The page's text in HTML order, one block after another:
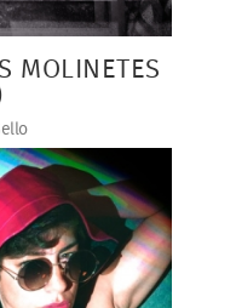
MOLINETES